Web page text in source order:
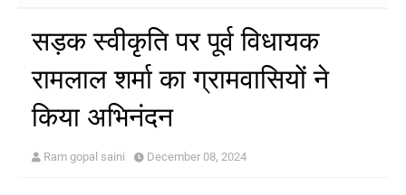
सड़क स्वीकृति पर पूर्व विधायक
रामलाल शर्मा का ग्रामवासियों ने
किया अभिनंदन
Ram gopal saini December 08, 2024